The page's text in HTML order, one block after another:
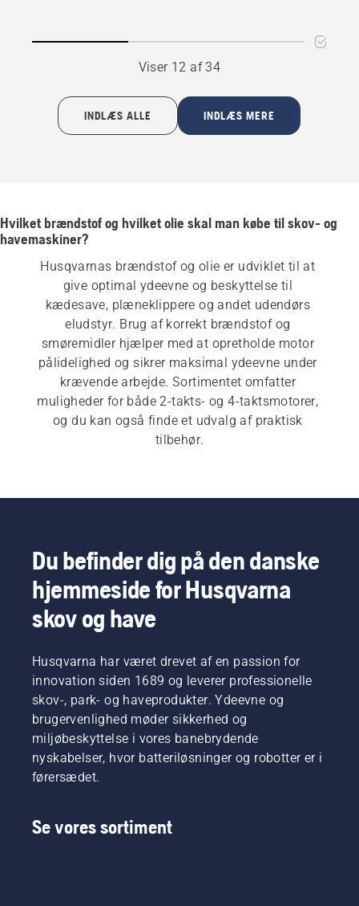
Viser 12 af 34
INDLÆS ALLE INDLÆS MERE
Hvilket brændstof og hvilket olie skal man købe til skov- og
havemaskiner?
Husqvarnas brændstof og olie er udviklet til at
give optimal ydeevne og beskyttelse til
kædesave, plæneklippere og andet udendørs
eludstyr. Brug af korrekt brændstof og
smøremidler hjælper med at opretholde motor
pålidelighed og sikrer maksimal ydeevne under
krævende arbejde. Sortimentet omfatter
muligheder for både 2-takts- og 4-taktsmotorer,
og du kan også finde et udvalg af praktisk
tilbehør.
Du befinder dig på den danske
hjemmeside for Husqvarna
skov og have
Husqvarna har været drevet af en passion for
innovation siden 1689 og leverer professionelle
skov-, park- og haveprodukter. Ydeevne og
brugervenlighed møder sikkerhed og
miljøbeskyttelse i vores banebrydende
nyskabelser, hvor batteriløsninger og robotter er i
førersædet.
Se vores sortiment